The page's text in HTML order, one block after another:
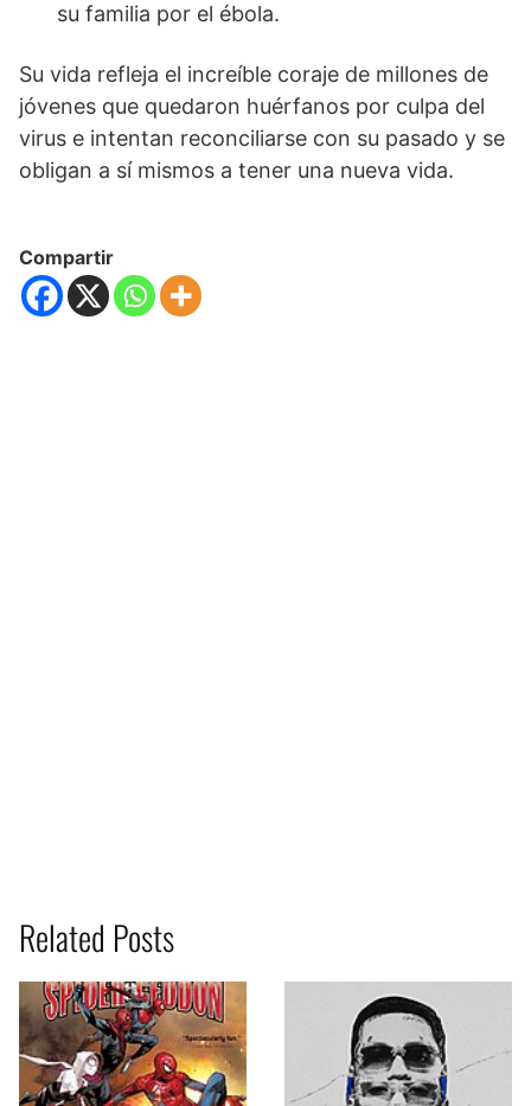
su familia por el ébola.
Su vida refleja el increíble coraje de millones de
jóvenes que quedaron huérfanos por culpa del
virus e intentan reconciliarse con su pasado y se
obligan a sí mismos a tener una nueva vida.
Compartir
Related Posts